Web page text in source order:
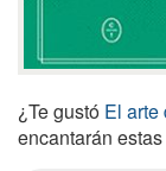
¿Te gustó El arte
encantarán